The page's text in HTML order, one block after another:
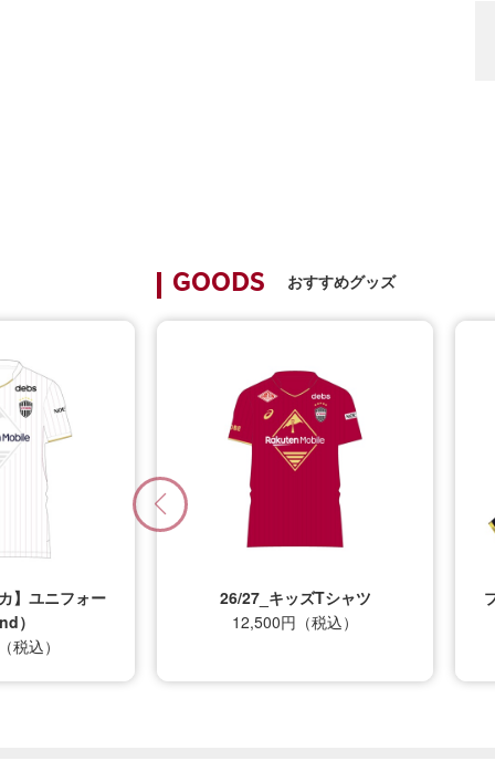
GOODS おすすめグッズ
】ユニフォー
）
税込）
26/27_キッズTシャツ
12,500円（税込）